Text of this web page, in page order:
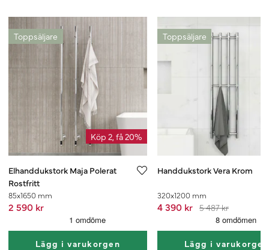
Toppsäljare
Köp 2, få 20%
Elhanddukstork Maja Polerat
Rostfritt
85x1650 mm
2 590 kr
Lägg i varukorgen
Toppsäljare
Handdukstork Vera Krom
320x1200 mm
4 390 kr 5 487 kr
Lägg i varukorgen